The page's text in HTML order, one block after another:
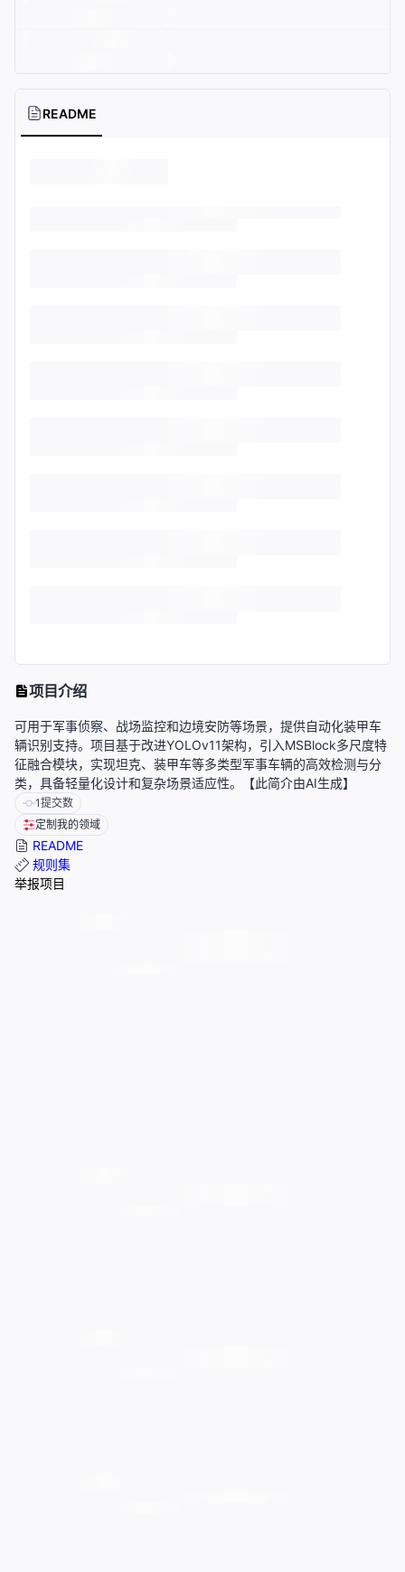
README
项目介绍
可用于军事侦察、战场监控和边境安防等场景，提供自动化装甲车
辆识别支持。项目基于改进YOLOv11架构，引入MSBlock多尺度特
征融合模块，实现坦克、装甲车等多类型军事车辆的高效检测与分
类，具备轻量化设计和复杂场景适应性。【此简介由AI生成】
1提交数
定制我的领域
README
规则集
举报项目